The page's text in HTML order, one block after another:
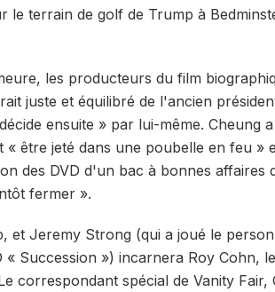
le terrain de golf de Trump à
les producteurs du film
juste et équilibré de l'ancien
ensuite » par lui-même. Cheung a
être jeté dans une poubelle en feu »
des DVD d'un bac à bonnes affaires
fermer ».
et Jeremy Strong (qui a joué le
« Succession ») incarnera Roy Cohn, le
correspondant spécial de Vanity Fair,